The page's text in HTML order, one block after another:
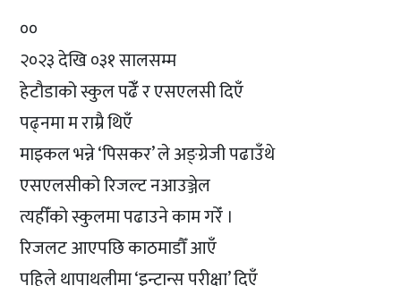
००
२०२३ देखि ०३१ सालसम्म
हेटौडाको स्कुल पढेंँ र एसएलसी दिएँ
पढ्नमा म राम्रै थिएँ
माइकल भन्ने ‘पिसकर’ ले अङ्ग्रेजी पढाउँथे
एसएलसीको रिजल्ट नआउञ्जेल
त्यहीँको स्कुलमा पढाउने काम गरेँ ।
रिजलट आएपछि काठमाडौँ आएँ
पहिले थापाथलीमा ‘इन्ट्रान्स परीक्षा’ दिएँ